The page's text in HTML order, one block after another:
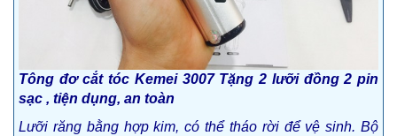
Tông đơ cắt tóc Kemei 3007 Tặng 2 lưỡi đồng 2 pin
sạc , tiện dụng, an toàn
Lưỡi răng bằng hợp kim, có thể tháo rời để vệ sinh. Bộ